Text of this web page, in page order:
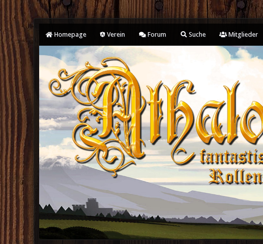
Homepage Verein Forum Suche Mitglieder